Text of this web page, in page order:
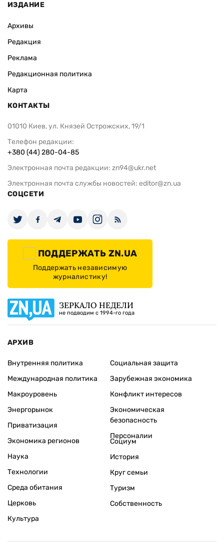
ИЗДАНИЕ
Архивы
Редакция
Реклама
Редакционная политика
Карта
КОНТАКТЫ
01010 Киев, ул. Князей Острожских, 19/1
Телефон редакции:
+380 (44) 280-04-85
Электронная почта редакции: zn94@ukr.net
Электронная почта службы новостей: editor@zn.ua
СОЦСЕТИ
ПОДДЕРЖАТЬ ZN.UA
Поддержать независимую
журналистику!
ЗЕРКАЛО НЕДЕЛИ
не подводим с 1994-го года
АРХИВ
Внутренняя политика
Международная политика
Макроуровень
Энергорынок
Приватизация
Экономика регионов
Социальная защита
Зарубежная экономика
Конфликт интересов
Экономическая
безопасность
Персоналии
Наука
Технологии
Среда обитания
Церковь
Культура
Социум
История
Круг семьи
Туризм
Собственность